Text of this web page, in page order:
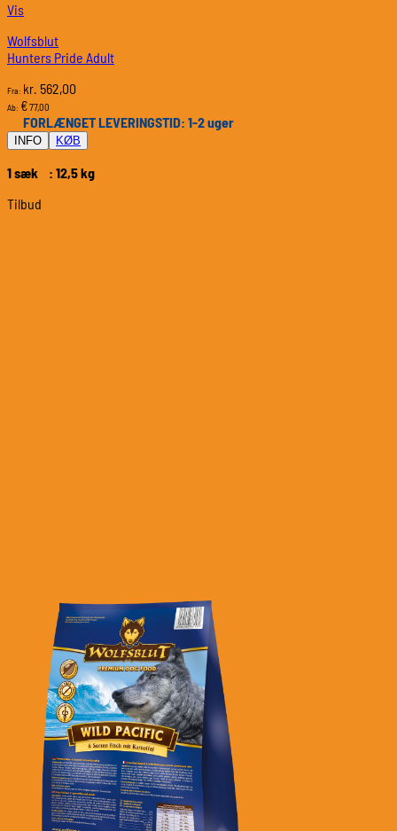
Vis
Wolfsblut
Hunters Pride Adult
Fra: kr. 562,00
Ab: €77,00
FORLÆNGET LEVERINGSTID: 1-2 uger
INFO KØB
1 sæk : 12,5 kg
Tilbud